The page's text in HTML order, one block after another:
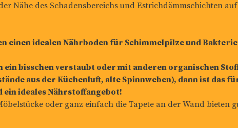
Nähe des Schadensbereichs und Estrichdämmschichten
einen idealen Nährboden für Schimmelpilze und
ein bisschen verstaubt oder mit anderen organischen
aus der Küchenluft, alte Spinnweben), dann ist das
ein ideales Nährstoffangebot!
oder ganz einfach die Tapete an der Wand bieten